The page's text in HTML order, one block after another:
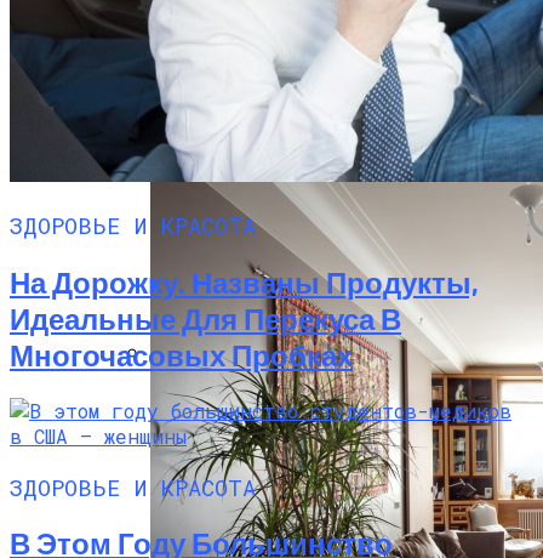
На Зубок. Главный Стоматолог РФ
Назвал Продукт, Которым Заканчивать
Ужин
Чистовая Отделка И Черновая Отделка
Различия И Особенности
ЗДОРОВЬЕ И КРАСОТА
На Дорожку. Названы Продукты,
Идеальные Для Перекуса В
Многочасовых Пробках
ЗДОРОВЬЕ И КРАСОТА
В Этом Году Большинство